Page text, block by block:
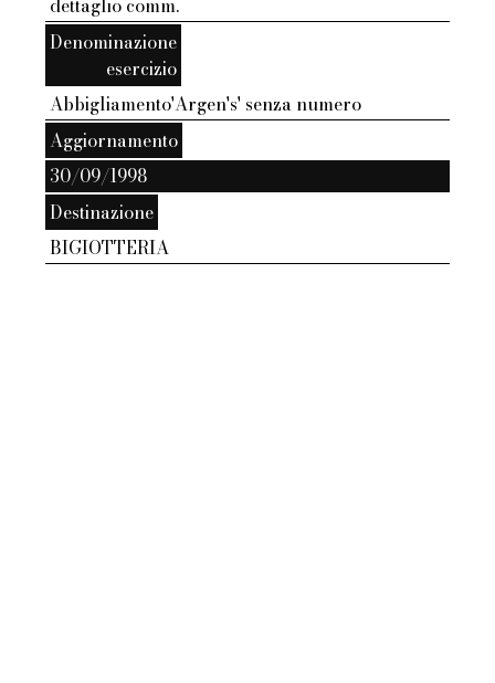
dettaglio comm.
Denominazione
esercizio
Abbigliamento'Argen's' senza numero
Aggiornamento
30/09/1998
Destinazione
BIGIOTTERIA